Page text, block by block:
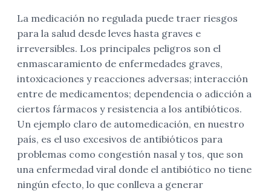
La medicación no regulada puede traer riesgos
para la salud desde leves hasta graves e
irreversibles. Los principales peligros son el
enmascaramiento de enfermedades graves,
intoxicaciones y reacciones adversas; interacción
entre de medicamentos; dependencia o adicción a
ciertos fármacos y resistencia a los antibióticos.
Un ejemplo claro de automedicación, en nuestro
país, es el uso excesivos de antibióticos para
problemas como congestión nasal y tos, que son
una enfermedad viral donde el antibiótico no tiene
ningún efecto, lo que conlleva a generar